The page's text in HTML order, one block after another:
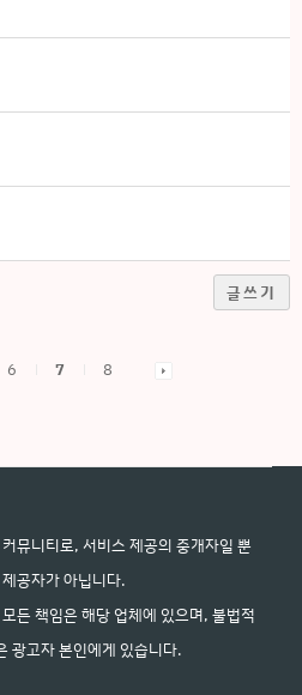
글쓰기
6 7 8
뮤니티로, 서비스 제공의 중개자일 뿐
공자가 아닙니다.
든 책임은 해당 업체에 있으며, 불법적
광고자 본인에게 있습니다.